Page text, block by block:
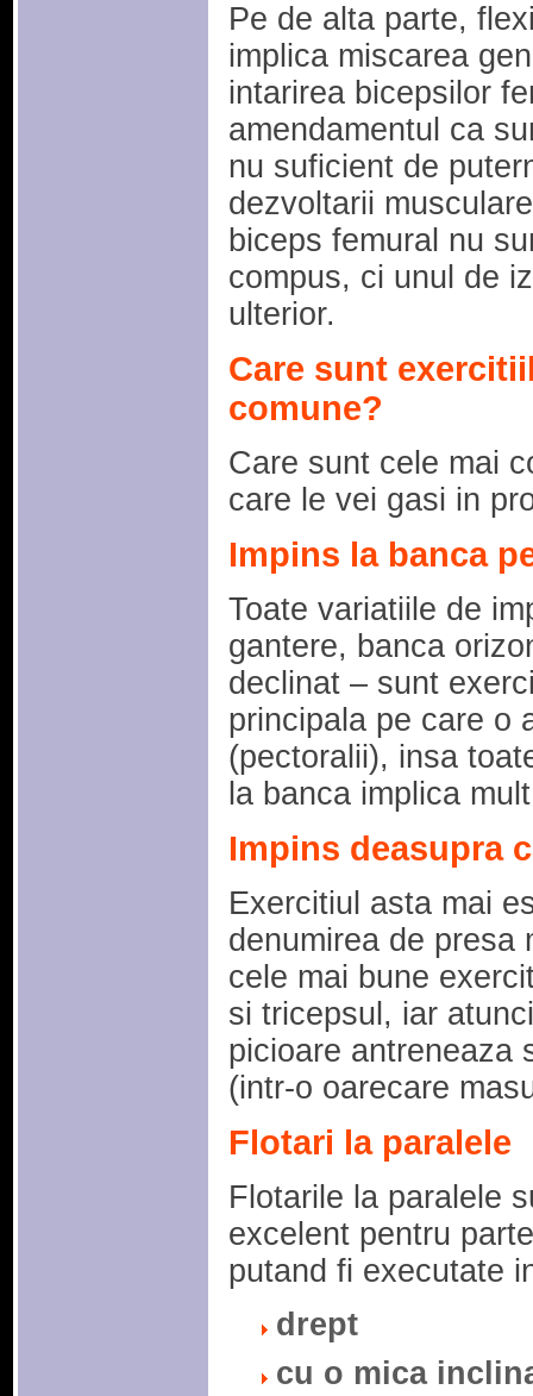
Pe de alta parte,
implica miscarea
intarirea bicepsilor
amendamentul ca
nu suficient de
dezvoltarii
biceps femural nu
compus, ci unul de
ulterior.
Care sunt
comune?
Care sunt cele mai
care le vei gasi in
Impins la banca
Toate variatiile de
gantere, banca
declinat – sunt
principala pe care o
(pectoralii), insa
la banca implica
Impins deasupra
Exercitiul asta mai
denumirea de presa
cele mai bune
si tricepsul, iar
picioare antreneaza
(intr-o oarecare
Flotari la paralele
Flotarile la paralele
excelent pentru
putand fi executate
drept
cu o mica